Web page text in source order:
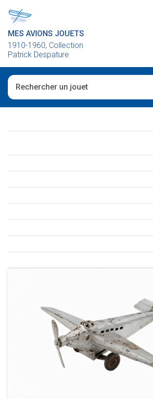
MES AVIONS JOUETS
1910-1960, Collection
Patrick Despature